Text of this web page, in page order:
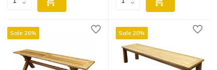
Sale 26% Sale 20%